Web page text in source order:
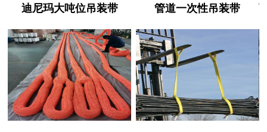
迪尼玛大吨位吊装带 管道一次性吊装带